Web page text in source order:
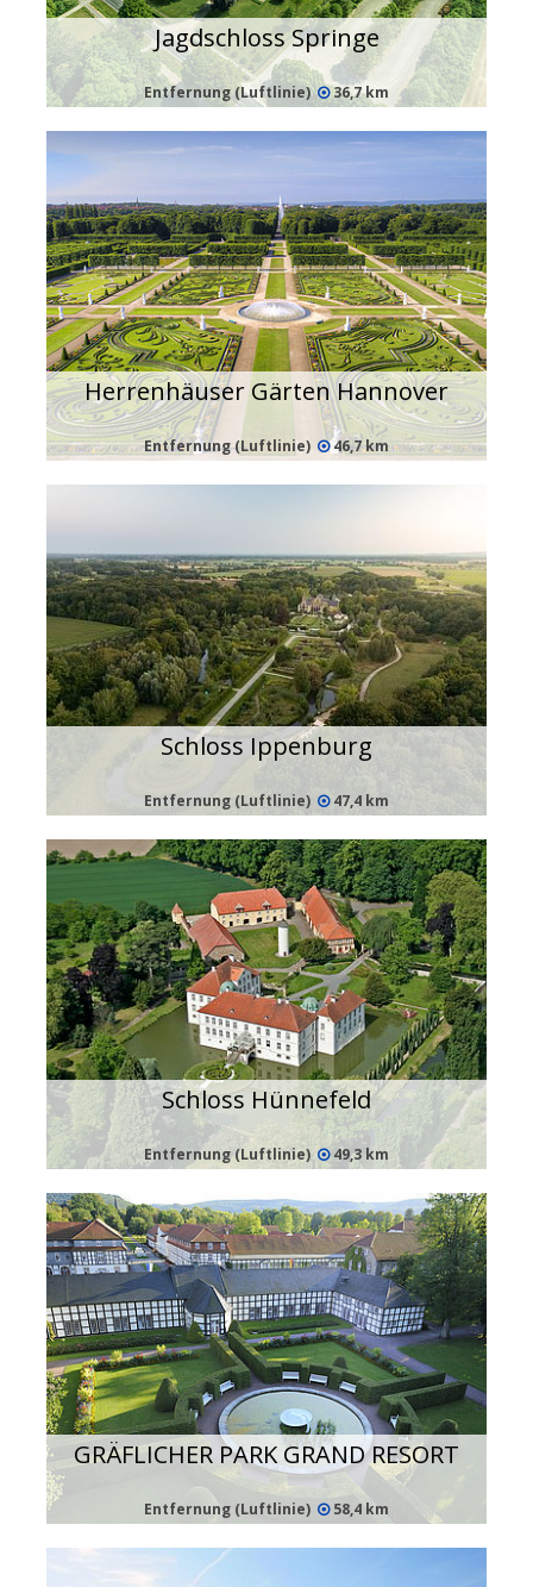
Jagdschloss Springe
Entfernung (Luftlinie) 36,7 km
Herrenhäuser Gärten Hannover
Entfernung (Luftlinie) 46,7 km
Schloss Ippenburg
Entfernung (Luftlinie) 47,4 km
Schloss Hünnefeld
Entfernung (Luftlinie) 49,3 km
GRÄFLICHER PARK GRAND RESORT
Entfernung (Luftlinie) 58,4 km